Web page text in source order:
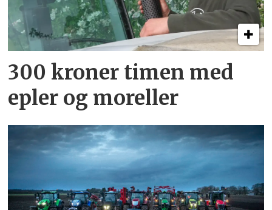
300 kroner timen med
epler og moreller